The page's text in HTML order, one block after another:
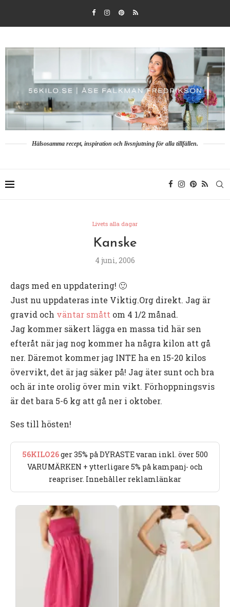
Hälsosamma recept, inspiration och livsnjutning för alla tillfällen.
Livets alla dagar
Kanske
4 juni, 2006
dags med en uppdatering! 🙂
Just nu uppdateras inte Viktig.Org direkt. Jag är
gravid och väntar smått om 4 1/2 månad.
Jag kommer säkert lägga en massa tid här sen
efteråt när jag nog kommer ha några kilon att gå
ner. Däremot kommer jag INTE ha en 15-20 kilos
övervikt, det är jag säker på! Jag äter sunt och bra
och är inte orolig över min vikt. Förhoppningsvis
är det bara 5-6 kg att gå ner i oktober.
Ses till hösten!
56KILO26ger 35% på DYRASTE varan inkl. över 500
VARUMÄRKEN + ytterligare 5% på kampanj- och
reapriser. Innehåller reklamlänkar